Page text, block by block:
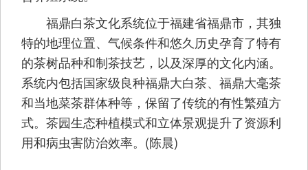
福鼎白茶文化系统位于福建省福鼎市，其独
特的地理位置、气候条件和悠久历史孕育了特有
的茶树品种和制茶技艺，以及深厚的文化内涵。
系统内包括国家级良种福鼎大白茶、福鼎大毫茶
和当地菜茶群体种等，保留了传统的有性繁殖方
式。茶园生态种植模式和立体景观提升了资源利
用和病虫害防治效率。(陈晨)